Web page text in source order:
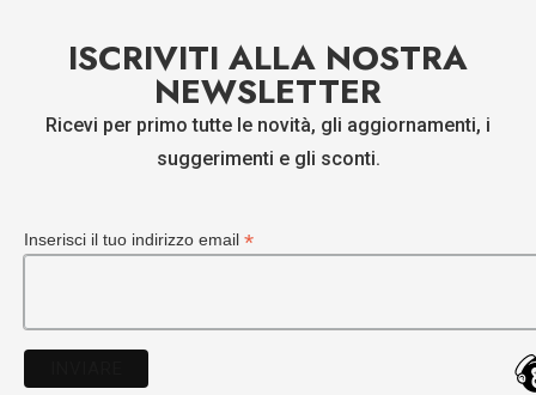
ISCRIVITI ALLA NOSTRA
NEWSLETTER
Ricevi per primo tutte le novità, gli aggiornamenti, i
suggerimenti e gli sconti.
Inserisci il tuo indirizzo email *